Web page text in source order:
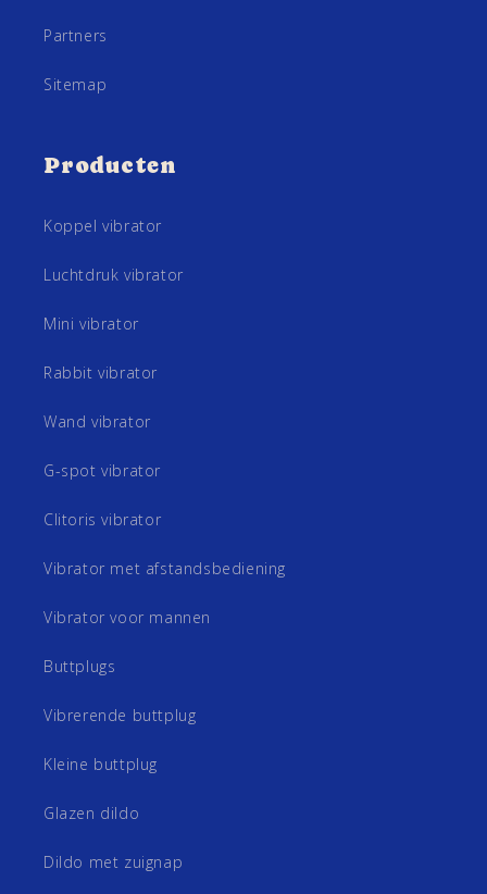
Partners
Sitemap
Producten
Koppel vibrator
Luchtdruk vibrator
Mini vibrator
Rabbit vibrator
Wand vibrator
G-spot vibrator
Clitoris vibrator
Vibrator met afstandsbediening
Vibrator voor mannen
Buttplugs
Vibrerende buttplug
Kleine buttplug
Glazen dildo
Dildo met zuignap